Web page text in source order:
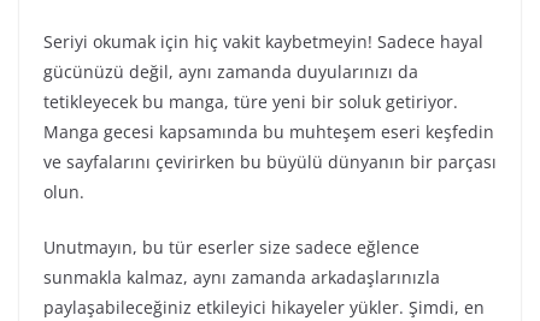
Seriyi okumak için hiç vakit kaybetmeyin! Sadece hayal
gücünüzü değil, aynı zamanda duyularınızı da
tetikleyecek bu manga, türe yeni bir soluk getiriyor.
Manga gecesi kapsamında bu muhteşem eseri keşfedin
ve sayfalarını çevirirken bu büyülü dünyanın bir parçası
olun.
Unutmayın, bu tür eserler size sadece eğlence
sunmakla kalmaz, aynı zamanda arkadaşlarınızla
paylaşabileceğiniz etkileyici hikayeler yükler. Şimdi, en